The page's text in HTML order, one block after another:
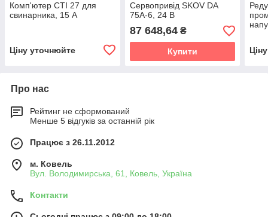
Комп'ютер СTI 27 для
свинарника, 15 А
Ціну уточнюйте
Сервопривід SKOV DA
75A-6, 24 В
87 648,64₴
Купити
Про нас
Рейтинг не сформований
Менше 5 відгуків за останній рік
Працює з 26.11.2012
м. Ковель
Вул. Володимирська, 61, Ковель, Україна
Контакти